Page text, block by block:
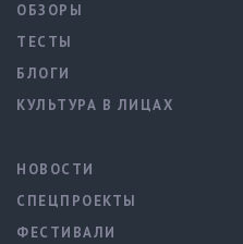
ОБЗОРЫ
ТЕСТЫ
БЛОГИ
КУЛЬТУРА В ЛИЦАХ
НОВОСТИ
СПЕЦПРОЕКТЫ
ФЕСТИВАЛИ